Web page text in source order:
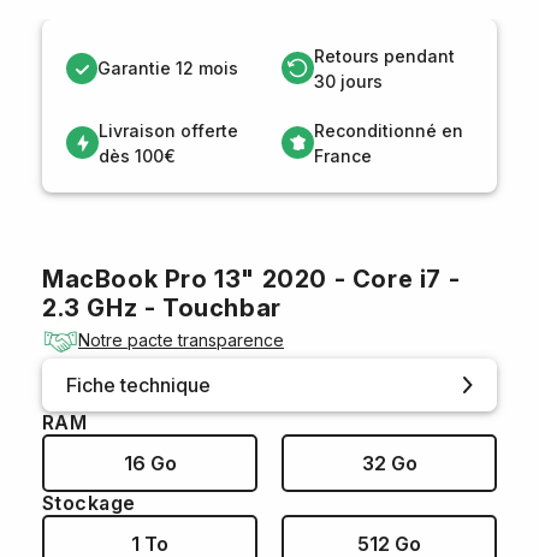
Garantie 12 mois
Retours pendant
30 jours
Livraison offerte
dès 100€
Reconditionné en
France
MacBook Pro 13" 2020 - Core i7 -
2.3 GHz - Touchbar
Notre pacte transparence
RAM
16 Go
32 Go
Stockage
1 To
512 Go
Fiche technique